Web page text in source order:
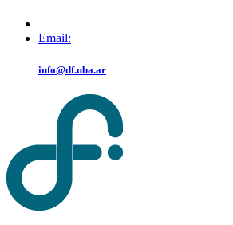
Email:
info@df.uba.ar